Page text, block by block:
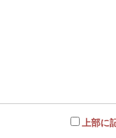
上部に